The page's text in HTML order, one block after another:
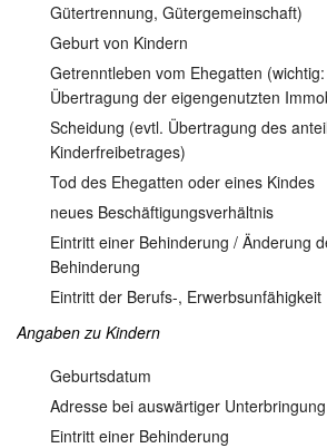
Gütertrennung, Gütergemeinschaft)
Geburt von Kindern
Getrenntleben vom Ehegatten
Übertragung der eigengenutzten
Scheidung (evtl. Übertragung des
Kinderfreibetrages)
Tod des Ehegatten oder eines Kindes
neues Beschäftigungsverhältnis
Eintritt einer Behinderung / Änderung
Behinderung
Eintritt der Berufs-, Erwerbsunfähigkeit
Angaben zu Kindern
Geburtsdatum
Adresse bei auswärtiger Unterbringung
Eintritt einer Behinderung